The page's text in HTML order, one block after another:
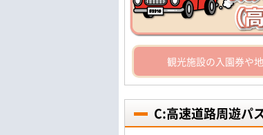
観光施設の入園券や
C:高速道路周遊パ